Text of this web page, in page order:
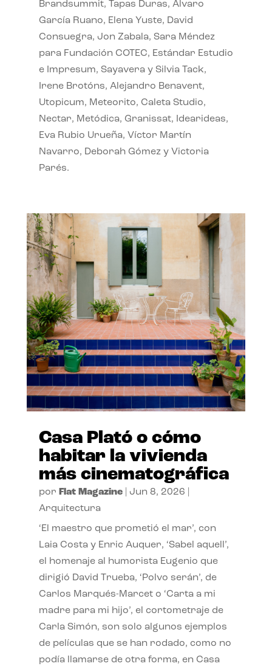
Brandsummit, Tapas Duras, Álvaro
García Ruano, Elena Yuste, David
Consuegra, Jon Zabala, Sara Méndez
para Fundación COTEC, Estándar Estudio
e Impresum, Sayavera y Silvia Tack,
Irene Brotóns, Alejandro Benavent,
Utopicum, Meteorito, Caleta Studio,
Nectar, Metódica, Granissat, Idearideas,
Eva Rubio Urueña, Víctor Martín
Navarro, Deborah Gómez y Victoria
Parés.
Casa Plató o cómo
habitar la vivienda
más cinematográfica
por Flat Magazine| Jun 8, 2026
Arquitectura
‘El maestro que prometió el mar’, con
Laia Costa y Enric Auquer, ‘Sabel aquell’,
el homenaje al humorista Eugenio que
dirigió David Trueba, ‘Polvo serán’, de
Carlos Marqués-Marcet o ‘Carta a mi
madre para mi hijo’, el cortometraje de
Carla Simón, son solo algunos ejemplos
de películas que se han rodado, como no
podía llamarse de otra forma, en Casa